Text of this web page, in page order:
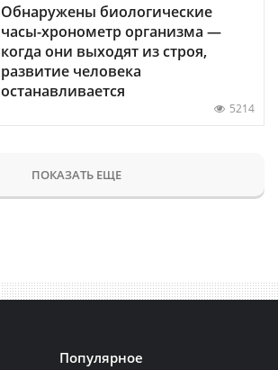
Обнаружены биологические
часы-хронометр организма —
когда они выходят из строя,
развитие человека
останавливается
5214
ПОКАЗАТЬ ЕЩЕ
Популярное